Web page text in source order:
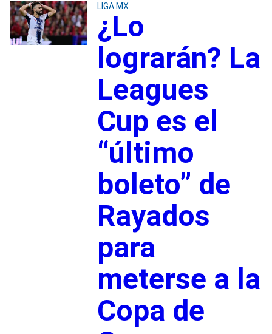
LIGA MX
¿Lo
lograrán? La
Leagues
Cup es el
“último
boleto” de
Rayados
para
meterse a la
Copa de